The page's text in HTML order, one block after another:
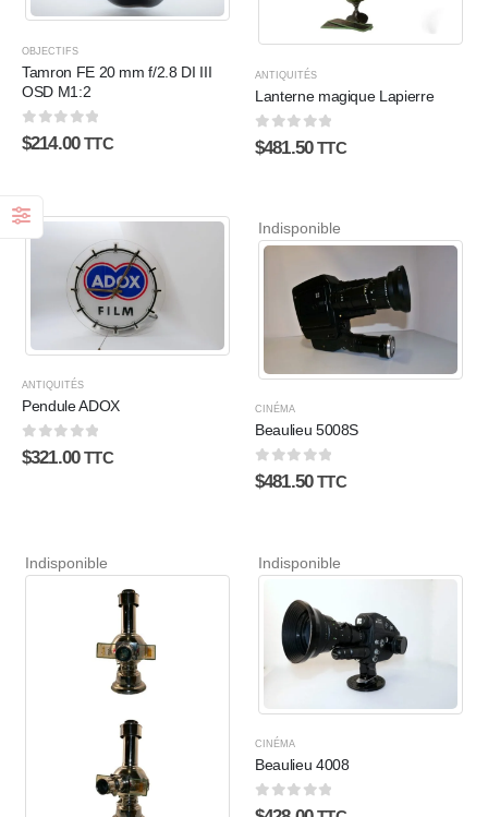
OBJECTIFS
Tamron FE 20 mm f/2.8 DI III
OSD M1:2
0sur 5
$214.00 TTC
ANTIQUITÉS
Lanterne magique Lapierre
0 sur 5
$481.50 TTC
ANTIQUITÉS
Pendule ADOX
0sur 5
$321.00 TTC
Indisponible
CINÉMA
Beaulieu 5008S
0sur 5
$481.50 TTC
Indisponible Indisponible
CINÉMA
Beaulieu 4008
0sur 5